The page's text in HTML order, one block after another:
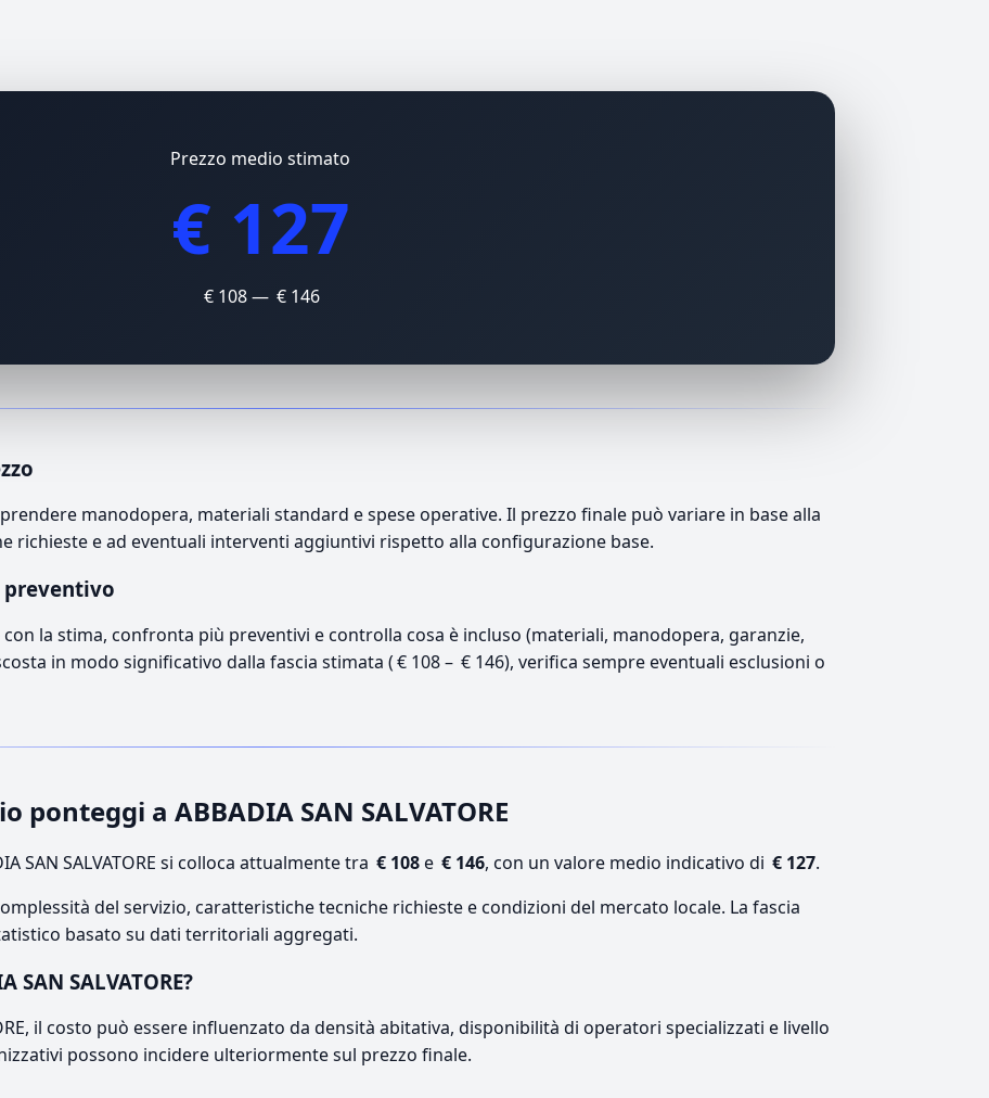
Prezzo medio stimato
€ 127
€ 108 — € 146
manodopera, materiali standard e spese operative. Il prezzo finale può variare in base alla
richieste e ad eventuali interventi aggiuntivi rispetto alla configurazione base.
la stima, confronta più preventivi e controlla cosa è incluso (materiali, manodopera, garanzie,
in modo significativo dalla fascia stimata ( € 108 – € 146), verifica sempre eventuali esclusioni o
ponteggi a ABBADIA SAN SALVATORE
SAN SALVATORE si colloca attualmente tra € 108e € 146, con un valore medio indicativo di € 127.
del servizio, caratteristiche tecniche richieste e condizioni del mercato locale. La fascia
basato su dati territoriali aggregati.
SALVATORE?
il costo può essere influenzato da densità abitativa, disponibilità di operatori specializzati e livello
possono incidere ulteriormente sul prezzo finale.